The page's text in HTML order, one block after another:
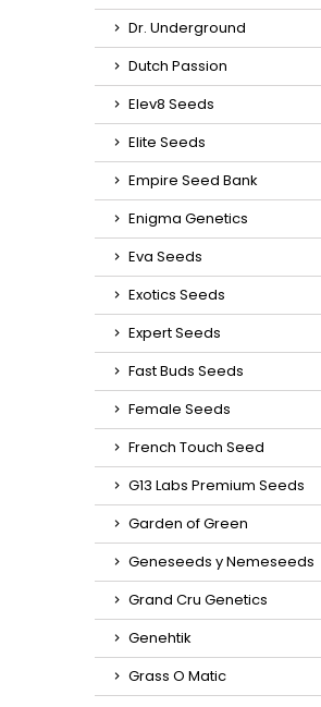
Dr. Underground
Dutch Passion
Elev8 Seeds
Elite Seeds
Empire Seed Bank
Enigma Genetics
Eva Seeds
Exotics Seeds
Expert Seeds
Fast Buds Seeds
Female Seeds
French Touch Seed
G13 Labs Premium Seeds
Garden of Green
Geneseeds y Nemeseeds
Grand Cru Genetics
Genehtik
Grass O Matic